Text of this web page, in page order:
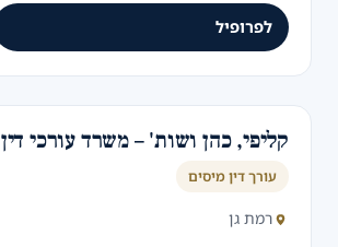
לפרופיל
קליפי, כהן ושות' – משרד עורכי דין
עורך דין מיסים
רמת גן